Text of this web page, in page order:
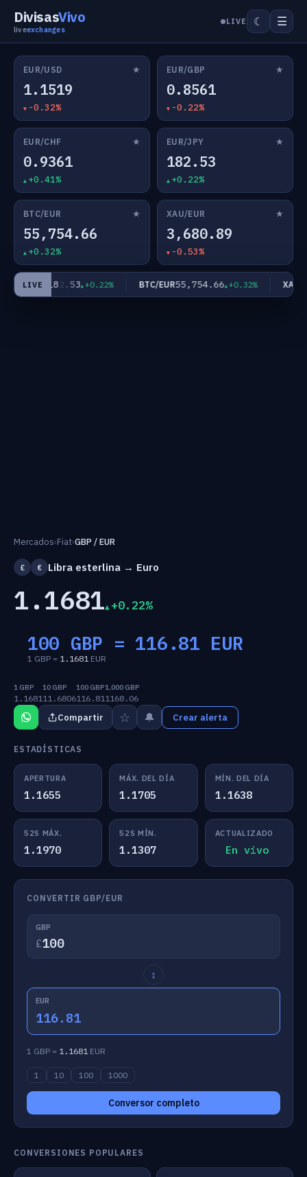
DivisasVivo
liveexchanges
LIVE ☾ ☰
EUR/USD ★
1.1519
-0.32%
EUR/GBP ★
0.8561
-0.22%
EUR/CHF ★
0.9361
+0.41%
EUR/JPY ★
182.53
+0.22%
BTC/EUR ★
55,754.66
+0.32%
XAU/EUR ★
3,680.89
-0.53%
LIVE
EUR/JPY 182.53 +0.22% BTC/EUR55,754.66 +0.32% XAU/
Mercados›Fiat›GBP / EUR
£ € Libra esterlina → Euro
1.1681 +0.22%
100 GBP =116.81 EUR
1 GBP = 1.1681EUR
1 GBP
1.1681
10 GBP
11.6806
100 GBP
116.81
1,000 GBP
1168.06
Compartir ☆ 🔔 Crear alerta
ESTADÍSTICAS
APERTURA
1.1655
MÁX. DEL DÍA
1.1705
MÍN. DEL DÍA
1.1638
52S MÁX.
1.1970
52S MÍN.
1.1307
ACTUALIZADO
En vivo
CONVERTIR GBP/EUR
GBP
£
↕
EUR
116.81
1 GBP = 1.1681 EUR
1 10 100 1000
Conversor completo
CONVERSIONES POPULARES